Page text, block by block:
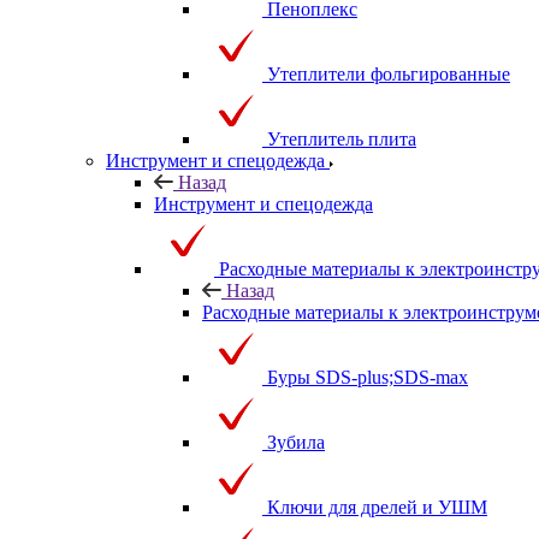
Пеноплекс
Утеплители фольгированные
Утеплитель плита
Инструмент и спецодежда
Назад
Инструмент и спецодежда
Расходные материалы к
Назад
Расходные материалы к
Буры SDS-plus;SDS-max
Зубила
Ключи для дрелей и УШМ